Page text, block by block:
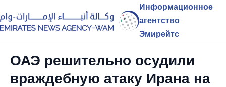
Информационное
агентство
Эмирейтс
ОАЭ решительно осудили
враждебную атаку Ирана на